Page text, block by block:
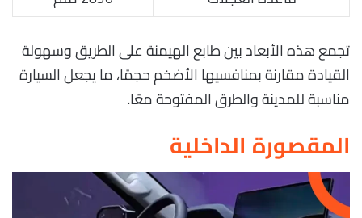
تجمع هذه الأبعاد بين طابع الهيمنة على الطريق وسهولة
القيادة مقارنة بمنافسيها الأضخم حجمًا، ما يجعل السيارة
مناسبة للمدينة والطرق المفتوحة معًا.
المقصورة الداخلية